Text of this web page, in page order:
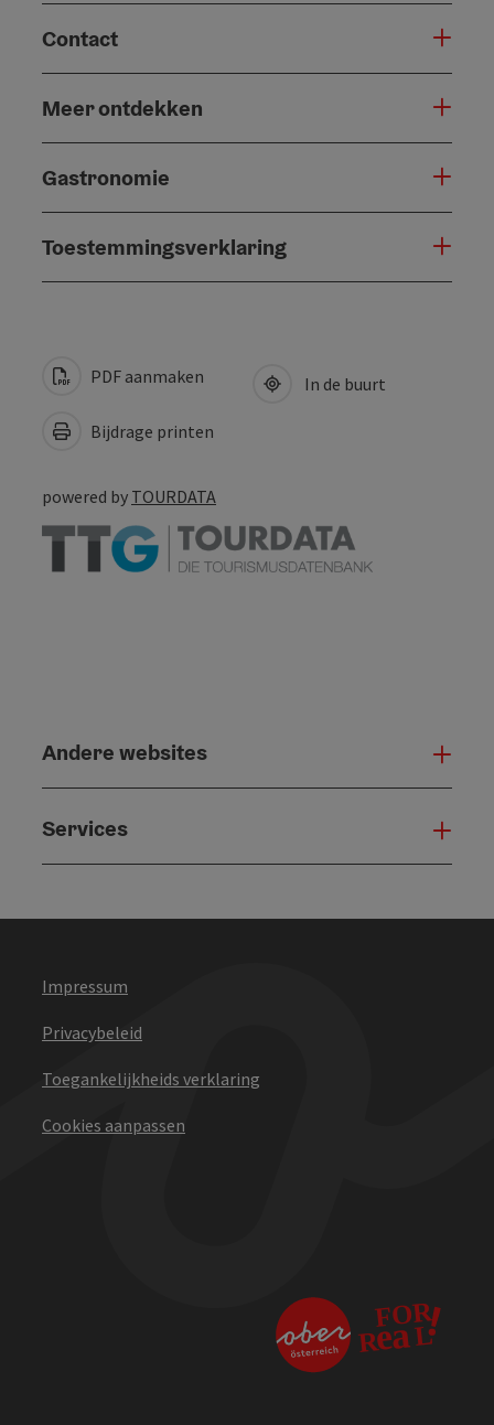
Contact
Meer ontdekken
Gastronomie
Toestemmingsverklaring
PDF aanmaken
Bijdrage printen
In de buurt
powered by TOURDATA
Andere websites
Services
Impressum
Privacybeleid
Toegankelijkheids verklaring
Cookies aanpassen